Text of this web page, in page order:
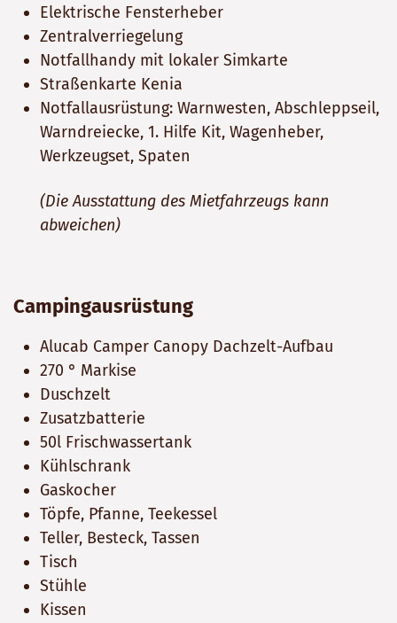
Elektrische Fensterheber
Zentralverriegelung
Notfallhandy mit lokaler Simkarte
Straßenkarte Kenia
Notfallausrüstung: Warnwesten, Abschleppseil,
Warndreiecke, 1. Hilfe Kit, Wagenheber,
Werkzeugset, Spaten
(Die Ausstattung des Mietfahrzeugs kann
abweichen)
Campingausrüstung
Alucab Camper Canopy Dachzelt-Aufbau
270 ° Markise
Duschzelt
Zusatzbatterie
50l Frischwassertank
Kühlschrank
Gaskocher
Töpfe, Pfanne, Teekessel
Teller, Besteck, Tassen
Tisch
Stühle
Kissen